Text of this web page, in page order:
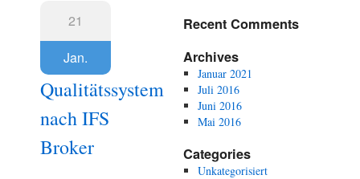
21
Jan.
Qualitätssystem
nach IFS
Broker
Recent Comments
Archives
Januar 2021
Juli 2016
Juni 2016
Mai 2016
Categories
Unkategorisiert